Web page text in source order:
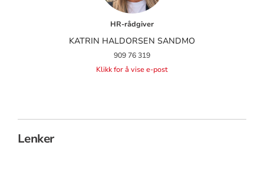
HR-rådgiver
KATRIN HALDORSEN SANDMO
909 76 319
Klikk for å vise e-post
Lenker